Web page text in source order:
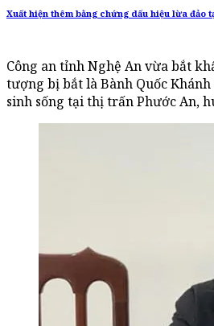
Xuất hiện thêm bằng chứng dấu hiệu lừa đảo
Công an tỉnh Nghệ An vừa bắt
tượng bị bắt là Bành Quốc
sinh sống tại thị trấn Phước An,